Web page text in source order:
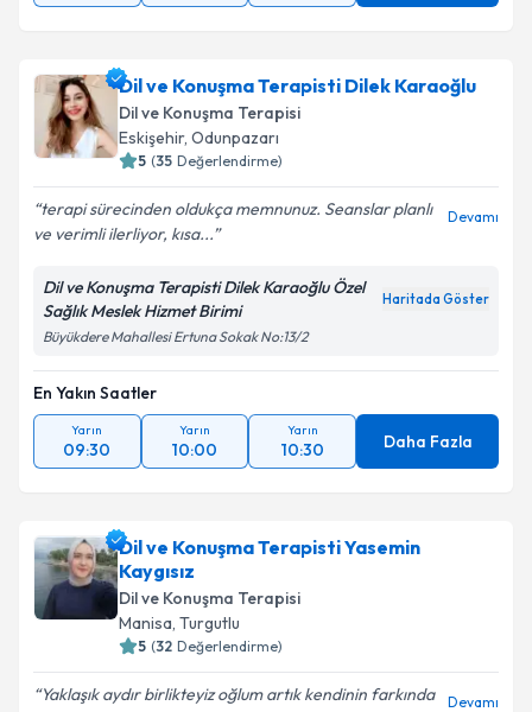
Dil ve Konuşma Terapisti Dilek Karaoğlu
Dil ve Konuşma Terapisi
Eskişehir, Odunpazarı
5 (35 Değerlendirme)
terapi sürecinden oldukça memnunuz. Seanslar planlı
ve verimli ilerliyor, kısa...
Devamı
Dil ve Konuşma Terapisti Dilek Karaoğlu Özel
Sağlık Meslek Hizmet Birimi
Haritada Göster
Büyükdere Mahallesi Ertuna Sokak No:13/2
En Yakın Saatler
Yarın
09:30
Yarın
10:00
Yarın
10:30 Daha Fazla
Dil ve Konuşma Terapisti Yasemin
Kaygısız
Dil ve Konuşma Terapisi
Manisa, Turgutlu
5 (32 Değerlendirme)
Yaklaşık aydır birlikteyiz oğlum artık kendinin farkında
Devamı